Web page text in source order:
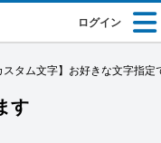
ログイン
スタム文字】お好きな文字指
す